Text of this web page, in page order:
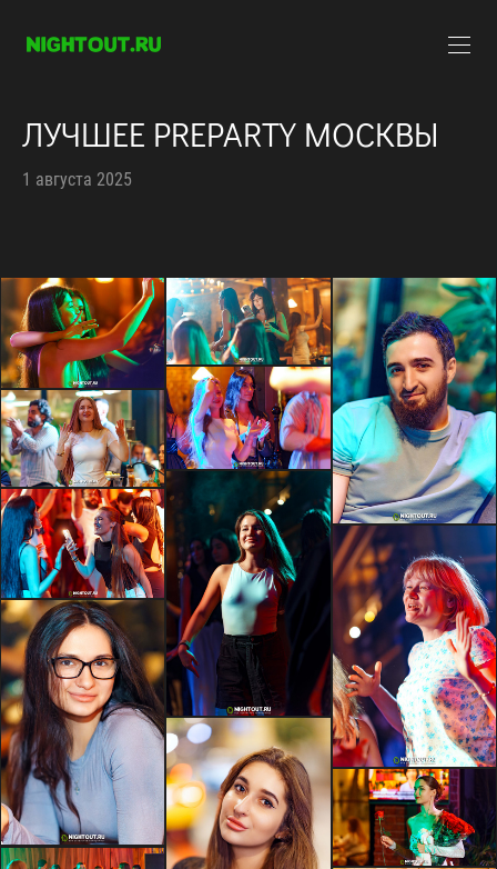
ЛУЧШЕЕ PREPARTY МОСКВЫ
1 августа 2025